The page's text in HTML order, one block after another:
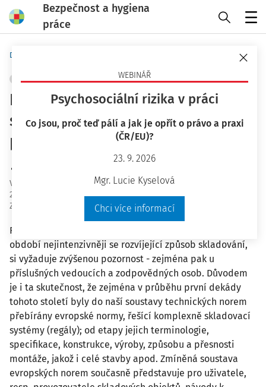
Bezpečnost a hygiena
práce
WEBINÁŘ
Psychosociální rizika v práci
Co jsou, proč teď pálí a jak je opřít o právo a praxi
(ČR/EU)?
23. 9. 2026
Mgr. Lucie Kyselová
Chci více informací
Domů
SKLADOVÁNÍ + PŘIDAT VLASTNÍ
Regálové systémy pohledem
současných bezpečnostních
předpisů I
Vydáno
21 minut čtení
Zdroj
Bezpečnost a hygiena práce 3/2020
Regálové skladování, jako nejmladší a v posledním
období nejintenzivněji se rozvíjející způsob skladování,
si vyžaduje zvýšenou pozornost - zejména pak u
příslušných vedoucích a zodpovědných osob. Důvodem
je i ta skutečnost, že zejména v průběhu první dekády
tohoto století byly do naší soustavy technických norem
přebírány evropské normy, řešící komplexně skladovací
systémy (regály); od etapy jejich terminologie,
specifikace, konstrukce, výroby, způsobu a přesnosti
montáže, jakož i celé stavby apod. Zmíněná soustava
evropských norem současně představuje pro uživatele,